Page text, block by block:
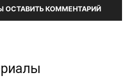
ОСТАВИТЬ КОММЕНТАРИЙ